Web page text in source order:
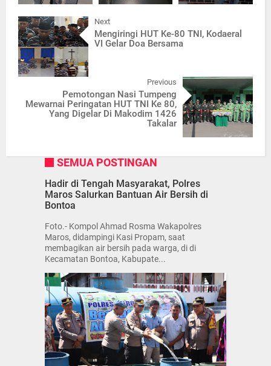
Next
Mengiringi HUT Ke-80 TNI, Kodaeral
VI Gelar Doa Bersama
Previous
Pemotongan Nasi Tumpeng
Mewarnai Peringatan HUT TNI Ke 80,
Yang Digelar Di Makodim 1426
Takalar
SEMUA POSTINGAN
Hadir di Tengah Masyarakat, Polres
Maros Salurkan Bantuan Air Bersih di
Bontoa
Foto.- Kompol Ahmad Rosma Wakapolres
Maros, didampingi Kasi Propam, saat
membagikan air bersih pada warga, di di
Kecamatan Bontoa, Kabupate...